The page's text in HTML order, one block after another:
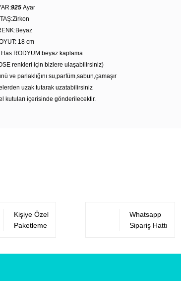
925 Ayar
TAŞ:Zirkon
18 cm
Has RODYUM beyaz kaplama
renkleri için bizlere ulaşabilirsiniz)
ve parlaklığını su,parfüm,sabun,çamaşır
uzak tutarak uzatabilirsiniz
kutuları içerisinde gönderilecektir.
Kişiye Özel
Paketleme
Whatsapp
Sipariş Hattı